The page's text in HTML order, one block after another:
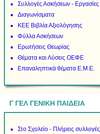
Συλλογές Ασκήσεων - Εργασίες
Διαγωνίσματα
ΚΕΕ Βιβλία Αξιολόγησης
Φύλλα Ασκήσεων
Ερωτήσεις Θεωρίας
Θέματα και Λύσεις ΟΕΦΕ
Επαναληπτικά θέματα Ε.Μ.Ε.
Γ ΓΕΛ ΓΕΝΙΚΗ ΠΑΙΔΕΙΑ
Στο Σχολείο - Πλήρεις συλλογές